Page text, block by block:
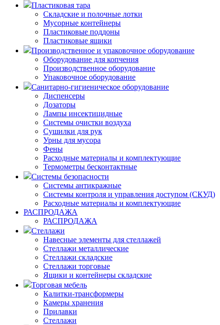
Пластиковая тара
Складские и полочные лотки
Мусорные контейнеры
Пластиковые поддоны
Пластиковые ящики
Производственное и упаковочное оборудование
Оборудование для копчения
Производственное оборудование
Упаковочное оборудование
Санитарно-гигиеническое оборудование
Диспенсеры
Дозаторы
Лампы инсектицидные
Системы очистки воздуха
Сушилки для рук
Урны для мусора
Фены
Расходные материалы и комплектующие
Термометры бесконтактные
Системы безопасности
Системы антикражные
Системы контроля и управления доступом (СКУД)
Расходные материалы и комплектующие
РАСПРОДАЖА
РАСПРОДАЖА
Стеллажи
Навесные элементы для стеллажей
Стеллажи металлические
Стеллажи складские
Стеллажи торговые
Ящики и контейнеры складские
Торговая мебель
Калитки-трансформеры
Камеры хранения
Прилавки
Стеллажи